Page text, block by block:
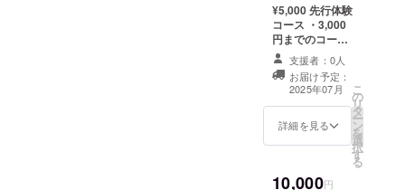
必ず備考欄に掲
載を希望される
お名前をご記入
ください
¥5,000 先行体験
コース ・3,000
円までのコース
すべて ・β版ア
プリの先行URL
配布（限定体
験） ・開発アン
ケート参加権
（あなたの声が
ら同年12月31日
支援者：0人
お届け予定：
2025年07月
詳細を見る
こ
の
リ
タ
ー
ン
を
選
択
す
る
10,000円